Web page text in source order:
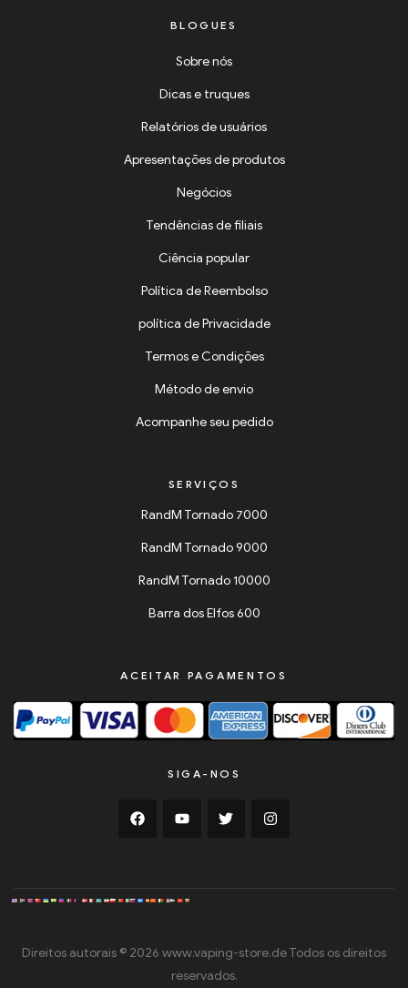
BLOGUES
Sobre nós
Dicas e truques
Relatórios de usuários
Apresentações de produtos
Negócios
Tendências de filiais
Ciência popular
Política de Reembolso
política de Privacidade
Termos e Condições
Método de envio
Acompanhe seu pedido
SERVIÇOS
RandM Tornado 7000
RandM Tornado 9000
RandM Tornado 10000
Barra dos Elfos 600
ACEITAR PAGAMENTOS
SIGA-NOS
Direitos autorais © 2026 www.vaping-store.de Todos os direitos
reservados.